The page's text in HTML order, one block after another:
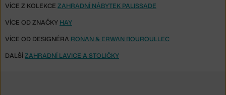
VÍCE Z KOLEKCE ZAHRADNÍ NÁBYTEK PALISSADE
VÍCE OD ZNAČKY HAY
VÍCE OD DESIGNÉRA RONAN & ERWAN BOUROULLEC
DALŠÍZAHRADNÍ LAVICE A STOLIČKY